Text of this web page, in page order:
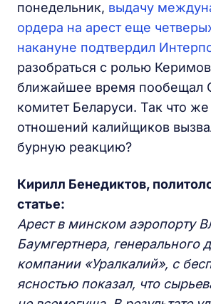
понедельник, выдачу
ордера на арест еще
накануне подтвердил
разобраться с ролью
ближайшее время пообещал
комитет Беларуси. Так что
отношений калийщиков
бурную реакцию?
Кирилл Бенедиктов,
статье:
Арест в минском аэропорту
Баумгертнера, генерального
компании «Уралкалий», с
ясностью показал, что